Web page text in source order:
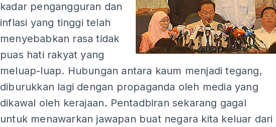
kadar pengangguran dan
inflasi yang tinggi telah
menyebabkan rasa tidak
puas hati rakyat yang
meluap-luap. Hubungan antara kaum menjadi tegang,
diburukkan lagi dengan propaganda oleh media yang
dikawal oleh kerajaan. Pentadbiran sekarang gagal
untuk menawarkan jawapan buat negara kita keluar dari